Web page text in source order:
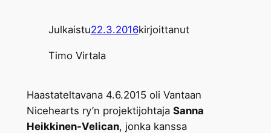
Julkaistu22.3.2016kirjoittanut
Timo Virtala
Haastateltavana 4.6.2015 oli Vantaan
Nicehearts ry’n projektijohtaja Sanna
Heikkinen-Velican, jonka kanssa